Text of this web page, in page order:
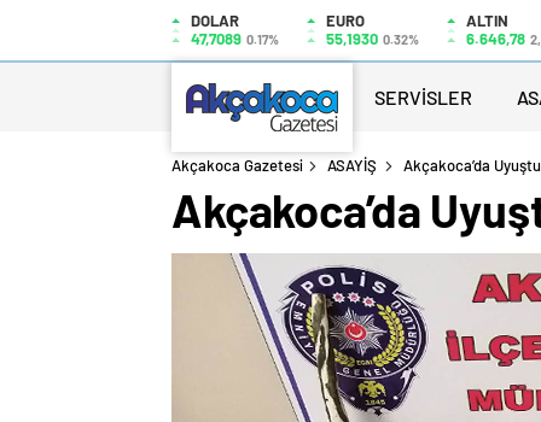
DOLAR
47,7089 0.17%
EURO
55,1930 0.32%
ALTIN
6.646,78
SERVİSLER
Akçakoca Gazetesi ASAYİŞ Akçakoca’da
Akçakoca’da